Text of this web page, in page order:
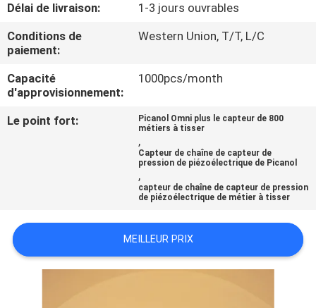
CONTRÔLE
DE
LA
QUALITÉ
DEMANDEZ
Délai de livraison:
1-3 jours ouvrables
Conditions de
paiement:
Western Union, T/T, L/C
Capacité
d'approvisionnement:
1000pcs/month
Le point fort:
Picanol Omni plus le capteur de 800
métiers à tisser
,
Capteur de chaîne de capteur de
pression de piézoélectrique de Picanol
,
capteur de chaîne de capteur de pression
de piézoélectrique de métier à tisser
MEILLEUR PRIX